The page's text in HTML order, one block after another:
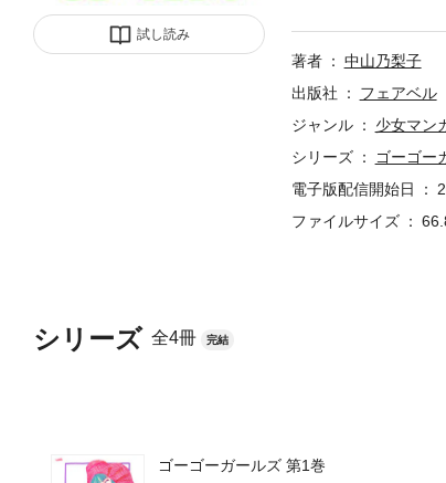
試し読み
シリーズ 全4冊 完結
ゴーゴーガールズ 第1巻
著者
中山乃梨子
出版社
フェアベル
ジャンル
少女マン
シリーズ
ゴーゴー
電子版配信開始日
ファイルサイズ